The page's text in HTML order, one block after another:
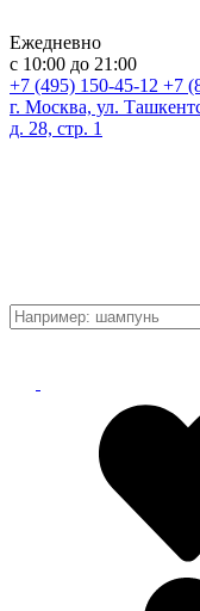
Ежедневно
с 10:00 до 21:00
+7 (495) 150-45-12 +7
г. Москва, ул.
д. 28, стр. 1